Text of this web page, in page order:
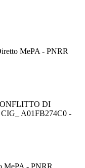
MePA - PNRR
DI
A01FB274C0 -
MePA - PNRR